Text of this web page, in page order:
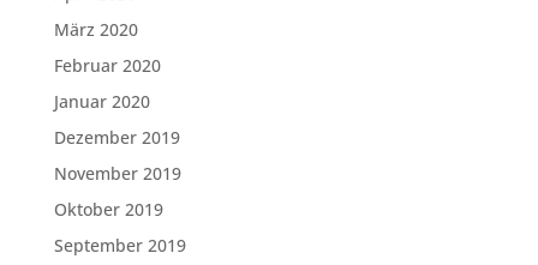
März 2020
Februar 2020
Januar 2020
Dezember 2019
November 2019
Oktober 2019
September 2019